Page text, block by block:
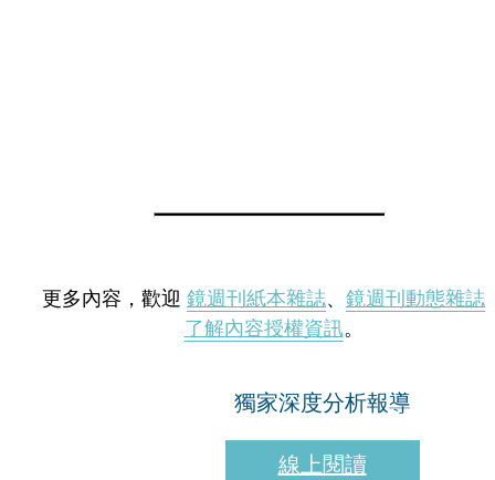
更多內容，歡迎 鏡週刊紙本雜誌、 鏡週刊動態雜誌
了解內容授權資訊。
獨家深度分析報導
線上閱讀